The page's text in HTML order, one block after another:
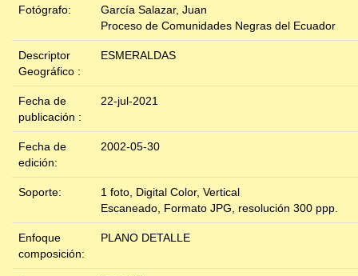
Fotógrafo:
García Salazar, Juan
Proceso de Comunidades Negras del Ecuador
Descriptor
Geográfico :
ESMERALDAS
Fecha de
publicación :
22-jul-2021
Fecha de
edición:
2002-05-30
Soporte:
1 foto, Digital Color, Vertical
Escaneado, Formato JPG, resolución 300 ppp.
Enfoque
composición:
PLANO DETALLE